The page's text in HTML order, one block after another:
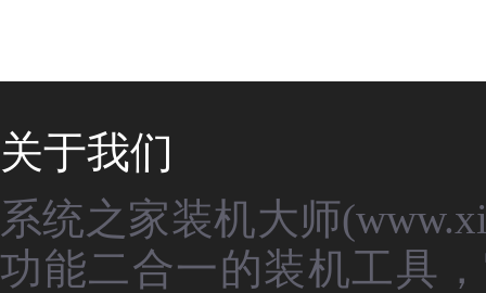
关于我们
系统之家装机大师
功能二合一的装机工具